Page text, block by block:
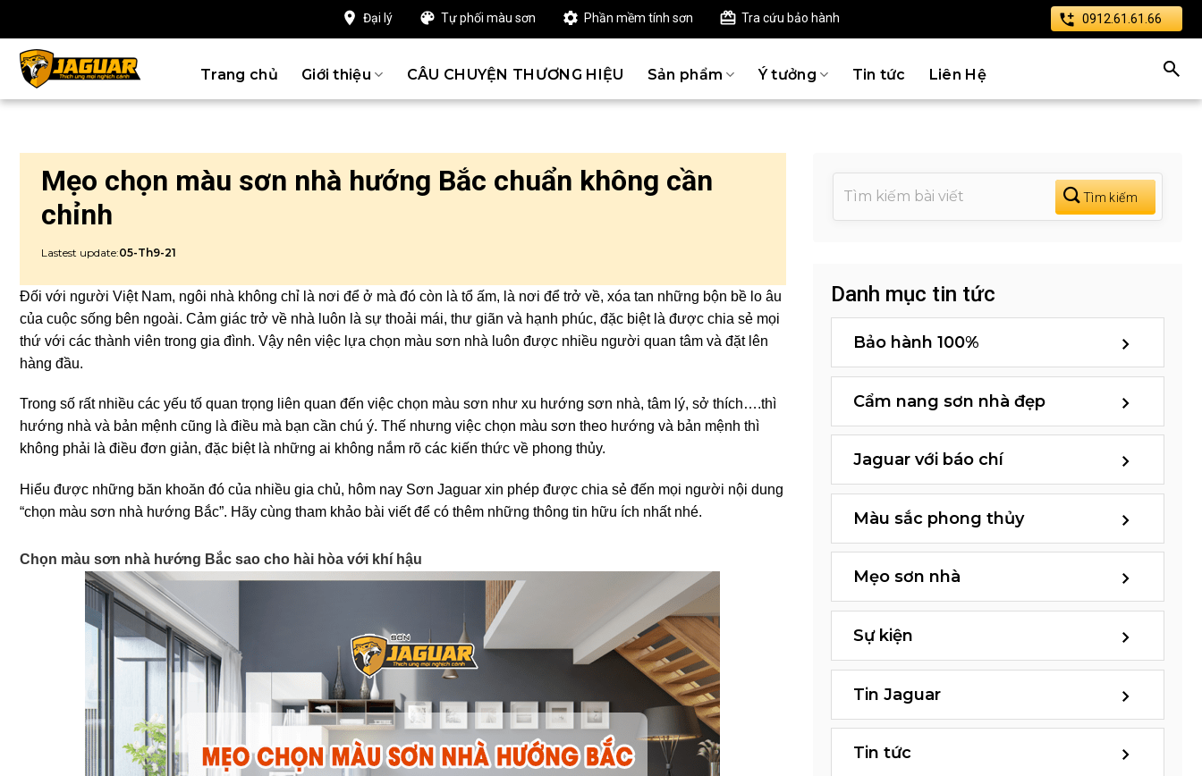
dung
Đại lý Tự phối màu sơn Phần mềm tính sơn Tra cứu bảo hành 0912.61.61.66
Trang chủ Giới thiệu CÂU CHUYỆN THƯƠNG HIỆU Sản phẩm Ý tưởng Tin tức Liên Hệ
Mẹo chọn màu sơn nhà hướng Bắc chuẩn không cần
chỉnh
Lastest update:05-Th9-21
Đối với người Việt Nam, ngôi nhà không chỉ là nơi để ở mà đó còn là tổ ấm, là nơi để trở về, xóa tan những bộn bề lo âu
của cuộc sống bên ngoài. Cảm giác trở về nhà luôn là sự thoải mái, thư giãn và hạnh phúc, đặc biệt là được chia sẻ mọi
thứ với các thành viên trong gia đình. Vậy nên việc lựa chọn màu sơn nhà luôn được nhiều người quan tâm và đặt lên
hàng đầu.
Trong số rất nhiều các yếu tố quan trọng liên quan đến việc chọn màu sơn như xu hướng sơn nhà, tâm lý, sở thích….thì
hướng nhà và bản mệnh cũng là điều mà bạn cần chú ý. Thế nhưng việc chọn màu sơn theo hướng và bản mệnh thì
không phải là điều đơn giản, đặc biệt là những ai không nắm rõ các kiến thức về phong thủy.
Hiểu được những băn khoăn đó của nhiều gia chủ, hôm nay Sơn Jaguar xin phép được chia sẻ đến mọi người nội dung
“chọn màu sơn nhà hướng Bắc”. Hãy cùng tham khảo bài viết để có thêm những thông tin hữu ích nhất nhé.
Chọn màu sơn nhà hướng Bắc sao cho hài hòa với khí hậu
Danh mục tin tức
Bảo hành 100%
Cẩm nang sơn nhà đẹp
Jaguar với báo chí
Màu sắc phong thủy
Mẹo sơn nhà
Sự kiện
Tin Jaguar
Tin tức